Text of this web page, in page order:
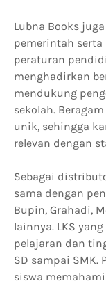
Lubna Books
pemerintah serta
peraturan
menghadirkan
mendukung
sekolah.
unik, sehingga
relevan dengan
Sebagai
sama dengan
Bupin, Grahadi,
lainnya. LKS
pelajaran dan
SD sampai
siswa